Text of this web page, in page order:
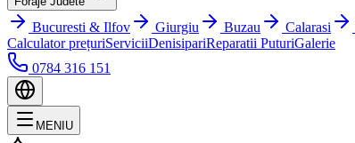
Bucuresti & Ilfov Giurgiu Buzau Calarasi
Calculator prețuriServiciiDenisipariReparatii PuturiGalerie
0784 316 151
MENIU